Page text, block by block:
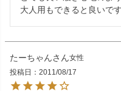
大人用もできると良いです
たーちゃん
女性
投稿日
2011/08/17